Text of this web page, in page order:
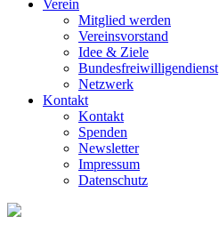
Verein
Mitglied werden
Vereinsvorstand
Idee & Ziele
Bundesfreiwilligendienst
Netzwerk
Kontakt
Kontakt
Spenden
Newsletter
Impressum
Datenschutz